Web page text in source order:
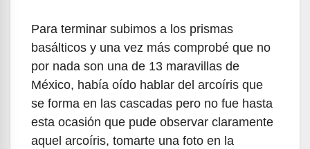
Para terminar subimos a los prismas
basálticos y una vez más comprobé que no
por nada son una de 13 maravillas de
México, había oído hablar del arcoíris que
se forma en las cascadas pero no fue hasta
esta ocasión que pude observar claramente
aquel arcoíris, tomarte una foto en la